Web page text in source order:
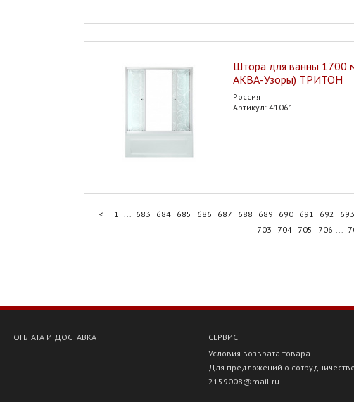
Штора для ванны 1700
АКВА-Узоры) ТРИТОН
Россия
Артикул: 41061
< 1 ... 683 684 685 686 687 688 689 690 691 692 693
703
704 705 706 ...
ОПЛАТА И ДОСТАВКА
СЕРВИС
Условия возврата товара
Для предложений о сотрудничестве
2159008@mail.ru